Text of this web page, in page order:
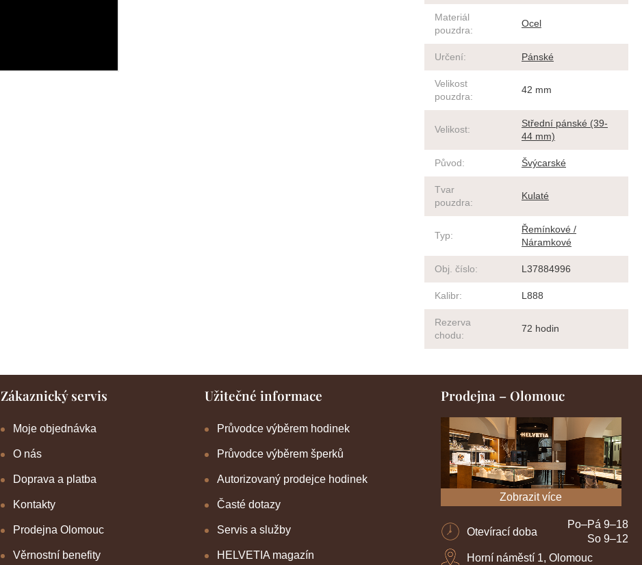
Materiál
pouzdra:
Ocel
Určení: Pánské
Velikost
pouzdra:
42 mm
Velikost:
Střední pánské (39-
44 mm)
Původ: Švýcarské
Tvar
pouzdra:
Kulaté
Typ:
Řemínkové /
Náramkové
Obj. číslo: L37884996
Kalibr: L888
Rezerva
chodu:
72 hodin
Zákaznický servis
Moje objednávka
O nás
Doprava a platba
Kontakty
Prodejna Olomouc
Věrnostní benefity
Užitečné informace
Průvodce výběrem hodinek
Průvodce výběrem šperků
Autorizovaný prodejce hodinek
Časté dotazy
Servis a služby
HELVETIA magazín
Prodejna – Olomouc
Zobrazit více
Otevírací doba
Po–Pá 9–18
So 9–12
Horní náměstí 1, Olomouc